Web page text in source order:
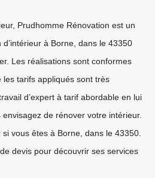
Prudhomme Rénovation est un
à Borne, dans le 43350
Les réalisations sont conformes
les tarifs appliqués sont très
d’expert à tarif abordable en lui
de rénover votre intérieur.
vous êtes à Borne, dans le 43350.
devis pour découvrir ses services